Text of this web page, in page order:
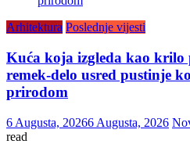
Arhitektura Poslednje vijesti
Kuća koja izgleda kao krilo
remek-delo usred pustinje
prirodom
6 Augusta, 20266 Augusta, 2026
read